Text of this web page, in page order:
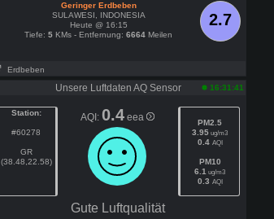
2.7
Geringer Erdbeben
SULAWESI, INDONESIA
Heute @ 16:15
Tiefe: 5 KMs - Entfernung: 6664 Meilen
Erdbeben
Unsere Luftdaten AQ Sensor 16:31:41
Station:
#60278
GR
(38.48,22.58)
AQI: 0.4 eea
PM2.5
3.95 ug/m3
0.4 AQI
PM10
6.1 ug/m3
0.3 AQI
Gute Luftqualität